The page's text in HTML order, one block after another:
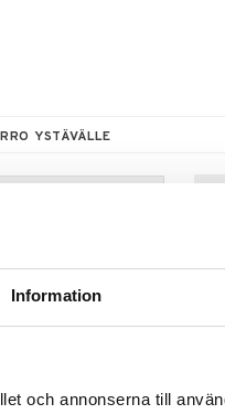
Information
och annonserna till
YSTÄVÄLLE
nopea -